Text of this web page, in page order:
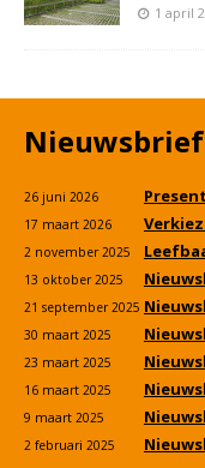
1 april
Nieuwsbrief
26 juni 2026
17 maart 2026
2 november 2025
13 oktober 2025
21 september 2025
30 maart 2025
23 maart 2025
16 maart 2025
9 maart 2025
2 februari 2025